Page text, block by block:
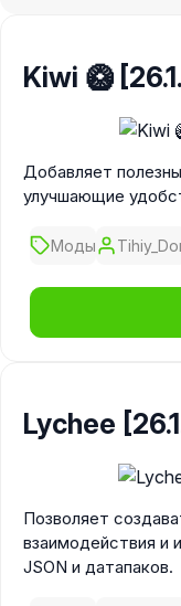
Kiwi 🥝
Добавляет
улучшающие
Моды
Lychee
Позволяет
взаимодействия и
JSON и датапаков.